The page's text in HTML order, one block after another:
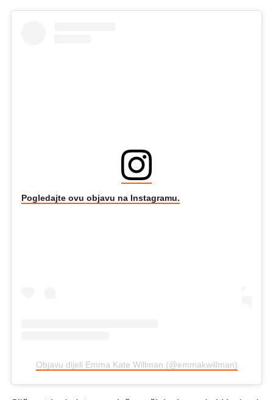
Pogledajte ovu objavu na Instagramu.
Objavu dijeli Emma Kate Willman (@emmakwillman)